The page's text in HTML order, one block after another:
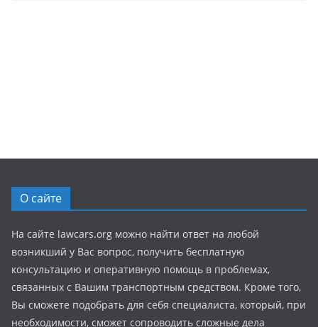
О сайте
На сайте lawcars.org можно найти ответ на любой
возникший у Вас вопрос, получить бесплатную
консультацию и оперативную помощь в проблемах,
связанных с Вашим транспортным средством. Кроме того,
Вы сможете подобрать для себя специалиста, который, при
необходимости, сможет сопроводить сложные дела